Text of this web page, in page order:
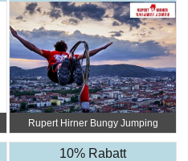
Rupert Hirner Bungy Jumping
10% Rabatt